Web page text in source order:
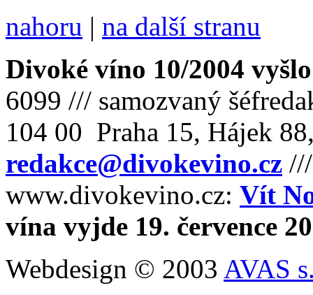
nahoru | na další stranu
Divoké víno 10/2004
6099 /// samozvaný
104 00 Praha 15, Hájek
redakce@divokevino.cz
www.divokevino.cz: Vít
vína vyjde 19. července
Webdesign © 2003 AVAS